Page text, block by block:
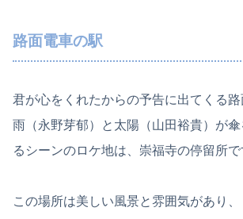
路面電車の駅
君が心をくれたからの予告に出てくる
雨（永野芽郁）と太陽（山田裕貴）が
るシーンのロケ地は、崇福寺の停留所で
この場所は美しい風景と雰囲気があり